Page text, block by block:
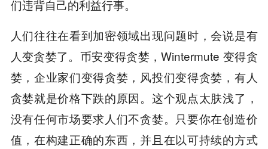
们违背自己的利益行事。
人们往往在看到加密领域出现问题时，会说是有
人变贪婪了。币安变得贪婪，Wintermute 变得贪
婪，企业家们变得贪婪，风投们变得贪婪，有人
贪婪就是价格下跌的原因。这个观点太肤浅了，
没有任何市场要求人们不贪婪。只要你在创造价
值，在构建正确的东西，并且在以可持续的方式